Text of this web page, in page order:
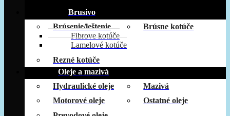
Brusivo
Brúsenie/leštenie
Fibrove kotúče
Lamelové kotúče
Brúsne kotúče
Rezné kotúče
Oleje a mazivá
Hydraulické oleje
Mazivá
Motorové oleje
Ostatné oleje